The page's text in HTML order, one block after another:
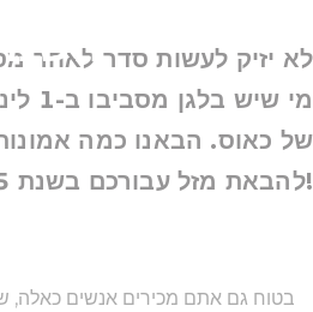
לא יזיק לעשות סדר לאחר
מי
של כאוס. הבאנו כמה
להבאת מזל עבורכם בשנת 2025!
בטוח גם אתם מכירים אנשים כאלה,